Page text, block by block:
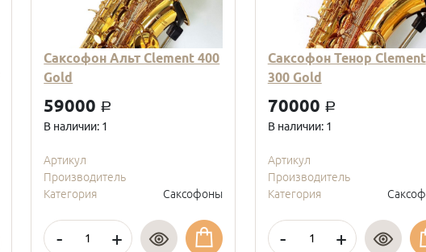
Саксофон Альт Clement 400
Gold
59000 a
В наличии: 1
Артикул
Производитель
Категория
Саксофоны
- +
Саксофон Тенор Clement
300 Gold
70000 a
В наличии: 1
Артикул
Производитель
Категория
- +